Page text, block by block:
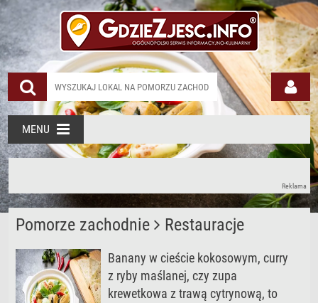
MENU
Reklama
Pomorze zachodnie Restauracje
Banany w cieście kokosowym, curry
z ryby maślanej, czy zupa
krewetkowa z trawą cytrynową, to